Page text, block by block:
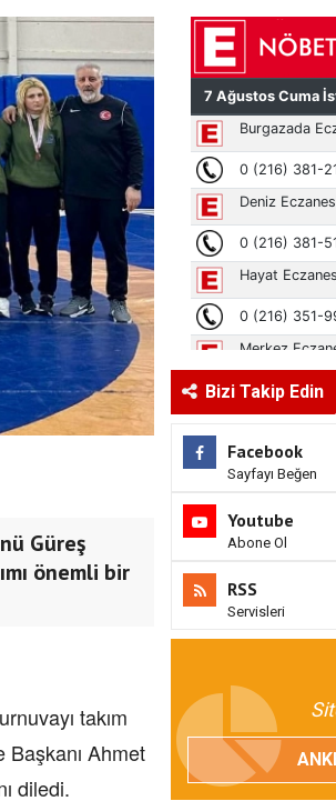
Güreş
önemli bir
takım
Başkanı Ahmet
diledi.
Bizi Takip Edin
Facebook
Sayfayı Beğen
Youtube
Abone Ol
RSS
Servisleri